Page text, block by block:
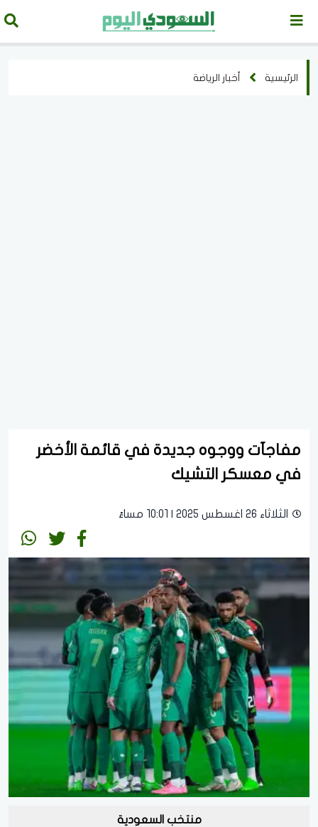
الرئيسية أخبار الرياضة
مفاجآت ووجوه جديدة في قائمة الأخضر
في معسكر التشيك
الثلاثاء 26 اغسطس 2025 | 10:01 مساءً
منتخب السعودية